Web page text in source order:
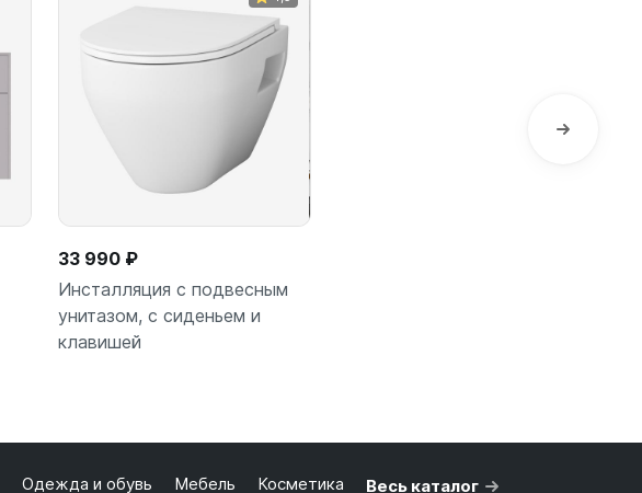
В корзину
33 990 ₽
Инсталляция с подвесным
унитазом, с сиденьем и
клавишей
Одежда и обувь Мебель Косметика Весь каталог